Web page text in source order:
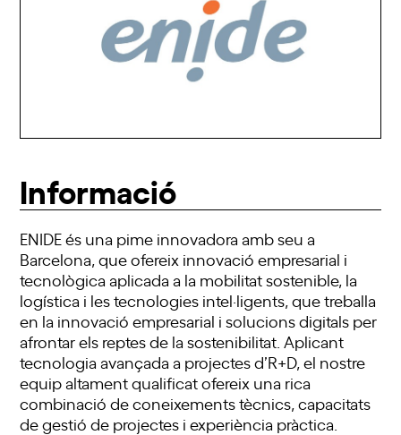
Informació
ENIDE és una pime innovadora amb seu a
Barcelona, que ofereix innovació empresarial i
tecnològica aplicada a la mobilitat sostenible, la
logística i les tecnologies intel·ligents, que treballa
en la innovació empresarial i solucions digitals per
afrontar els reptes de la sostenibilitat. Aplicant
tecnologia avançada a projectes d’R+D, el nostre
equip altament qualificat ofereix una rica
combinació de coneixements tècnics, capacitats
de gestió de projectes i experiència pràctica.